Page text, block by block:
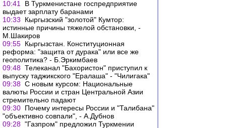
10:41
В Туркменистане госпредприятие
выдает зарплату баранами
10:33
Кыргызский "золотой" Кумтор:
истинные причины тяжелой обстановки, -
М.Шакиров
09:55 Кыргызстан. Конституционная
реформа: "защита от дурака" или все же
геополитика? - Б.Эркимбаев
09:48 Телеканал "Бахористон" приступил к
выпуску таджикского "Ералаша" - "Чилигака"
09:38 С новым курсом: Национальные
валюты России и стран Центральной Азии
стремительно падают
09:30 Почему интересы России и "Талибана"
"объективно совпали", - А.Дубнов
09:28 "Газпром" предложил Туркмении